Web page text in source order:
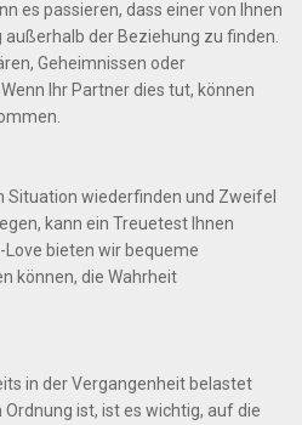
es passieren, dass einer von Ihnen
der Beziehung zu finden.
Geheimnissen oder
Ihr Partner dies tut, können
Situation wiederfinden und Zweifel
kann ein Treuetest Ihnen
bieten wir bequeme
können, die Wahrheit
in der Vergangenheit belastet
ist, ist es wichtig, auf die